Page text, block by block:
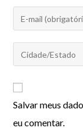
Salvar meus
eu comentar.